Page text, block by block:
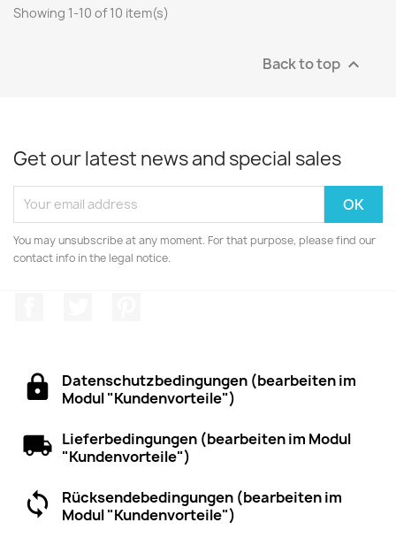
Showing 1-10 of 10 item(s)
Back to top 
Get our latest news and special sales
You may unsubscribe at any moment. For that purpose, please find our
contact info in the legal notice.
Datenschutzbedingungen (bearbeiten im
Modul "Kundenvorteile")
Lieferbedingungen (bearbeiten im Modul
"Kundenvorteile")
Rücksendebedingungen (bearbeiten im
Modul "Kundenvorteile")